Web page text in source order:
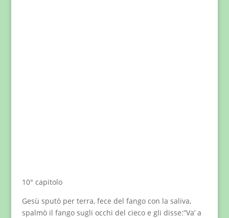
10° capitolo
Gesù sputò per terra, fece del fango con la saliva,
spalmò il fango sugli occhi del cieco e gli disse:”Va’ a